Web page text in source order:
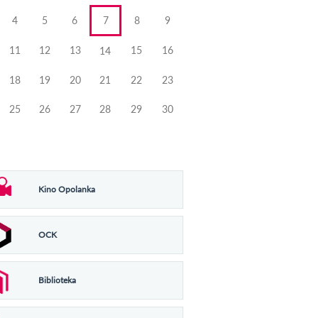
4 5 6 7 8 9
11 12 13 14 15 16
18 19 20 21 22 23
25 26 27 28 29 30
Kino Opolanka
OCK
Biblioteka